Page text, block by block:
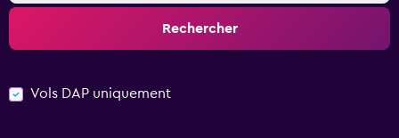
Rechercher
Vols DAP uniquement